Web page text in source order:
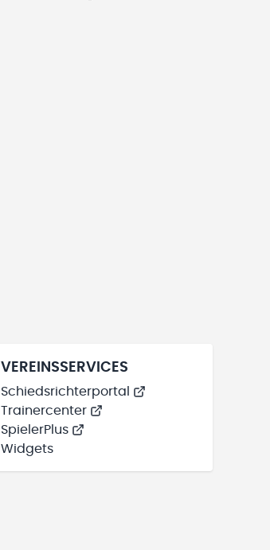
VEREINSSERVICES
Schiedsrichterportal
Trainercenter
SpielerPlus
Widgets